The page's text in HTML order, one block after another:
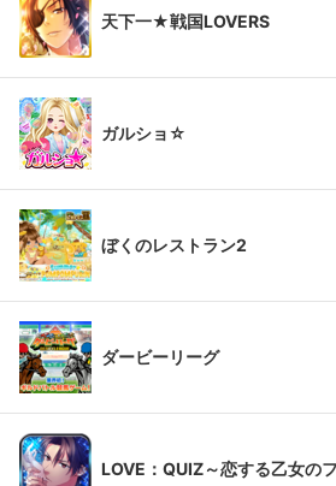
天下一★戦国LOVERS
ガルショ☆
ぼくのレストラン2
ダービーリーグ
LOVE：QUIZ～恋する乙女の